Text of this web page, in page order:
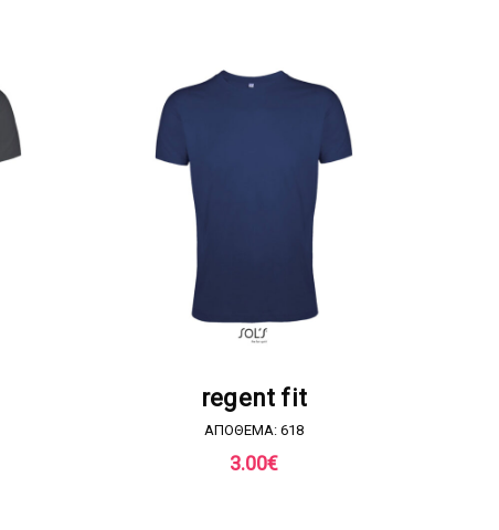
ΖΗΤΗΣΤΕ ΠΡΟΣΦΟΡΑ
regent fit
ΑΠΟΘΕΜΑ: 618
3.00€